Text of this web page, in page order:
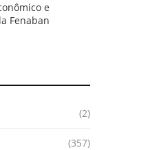
e
Fenaban
(2)
(357)